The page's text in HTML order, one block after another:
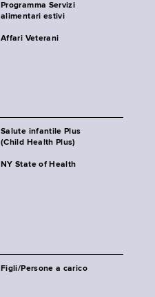
Programma Servizi
alimentari estivi
Affari Veterani
Salute infantile Plus
(Child Health Plus)
NY State of Health
Figli/Persone a carico